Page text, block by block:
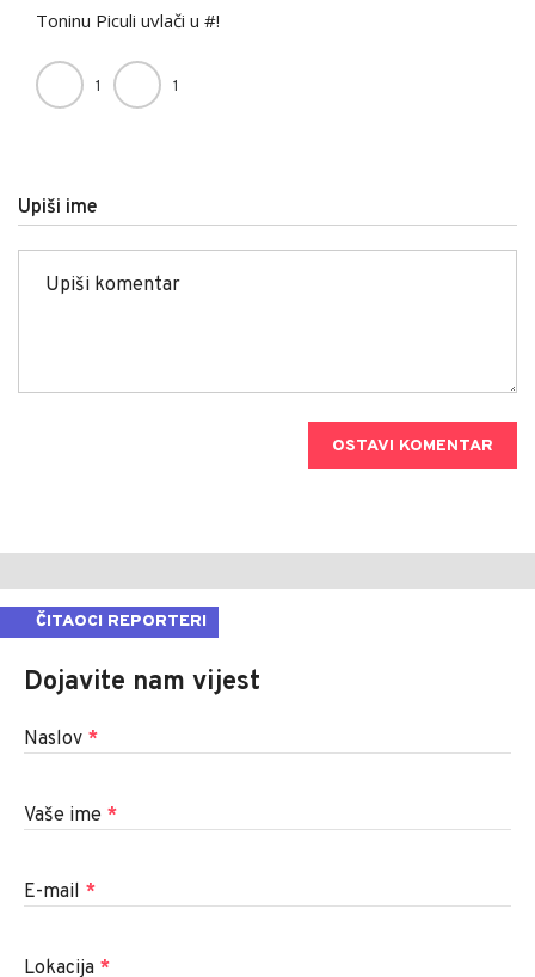
Toninu Piculi uvlači u #!
1 1
Upiši ime
OSTAVI KOMENTAR
ČITAOCI REPORTERI
Dojavite nam vijest
Naslov *
Vaše ime *
E-mail *
Lokacija *